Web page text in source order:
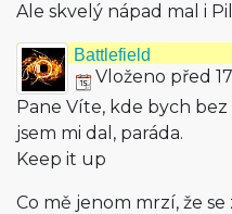
Ale skvelý nápad mal i
Battlefield
Vloženo před
Pane Víte, kde bych bez
jsem mi dal, paráda.
Keep it up
Co mě jenom mrzí, že